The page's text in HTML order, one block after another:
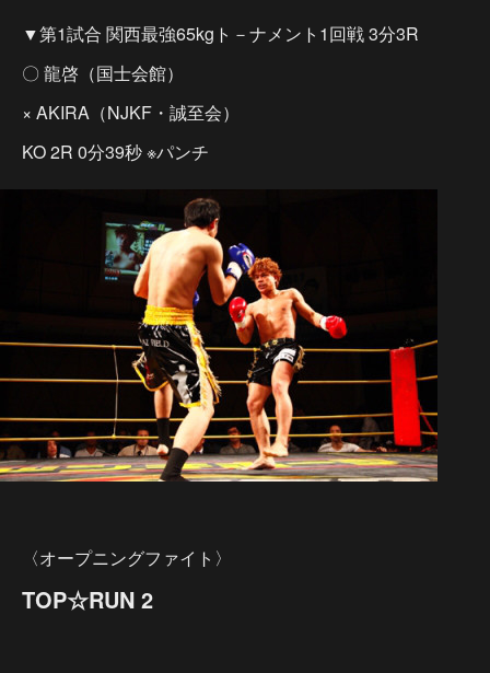
▼第1試合 関西最強65kgト－ナメント1回戦 3分3R
〇 龍啓（国士会館）
× AKIRA（NJKF・誠至会）
KO 2R 0分39秒 ※パンチ
〈オープニングファイト〉
TOP☆RUN 2